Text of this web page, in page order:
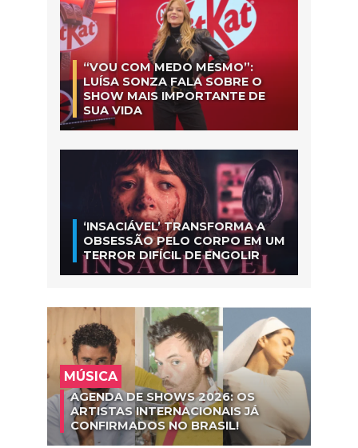
“VOU COM MEDO MESMO”:
LUÍSA SONZA FALA SOBRE O
SHOW MAIS IMPORTANTE DE
SUA VIDA
‘INSACIÁVEL’ TRANSFORMA A
OBSESSÃO PELO CORPO EM UM
TERROR DIFÍCIL DE ENGOLIR
MÚSICA
AGENDA DE SHOWS 2026: OS
ARTISTAS INTERNACIONAIS JÁ
CONFIRMADOS NO BRASIL!